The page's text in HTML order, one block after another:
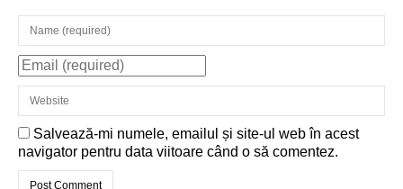
Salvează-mi numele, emailul și site-ul web în acest
navigator pentru data viitoare când o să comentez.